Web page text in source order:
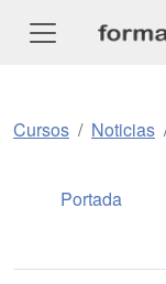
Cursos Noticias
Portada